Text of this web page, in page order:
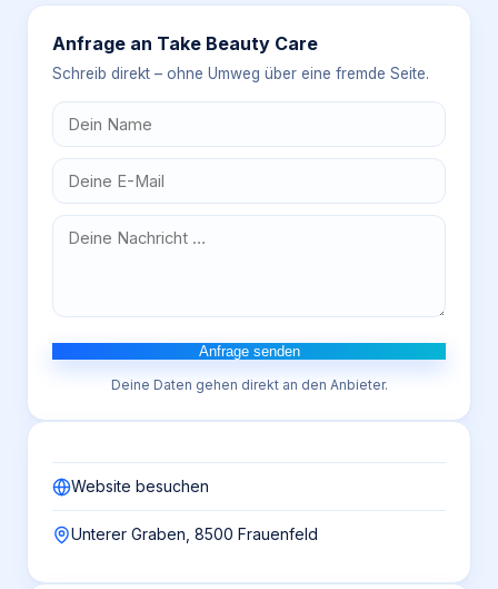
Anfrage an Take Beauty Care
Schreib direkt – ohne Umweg über eine fremde Seite.
Anfrage senden
Deine Daten gehen direkt an den Anbieter.
Website besuchen
Unterer Graben, 8500 Frauenfeld